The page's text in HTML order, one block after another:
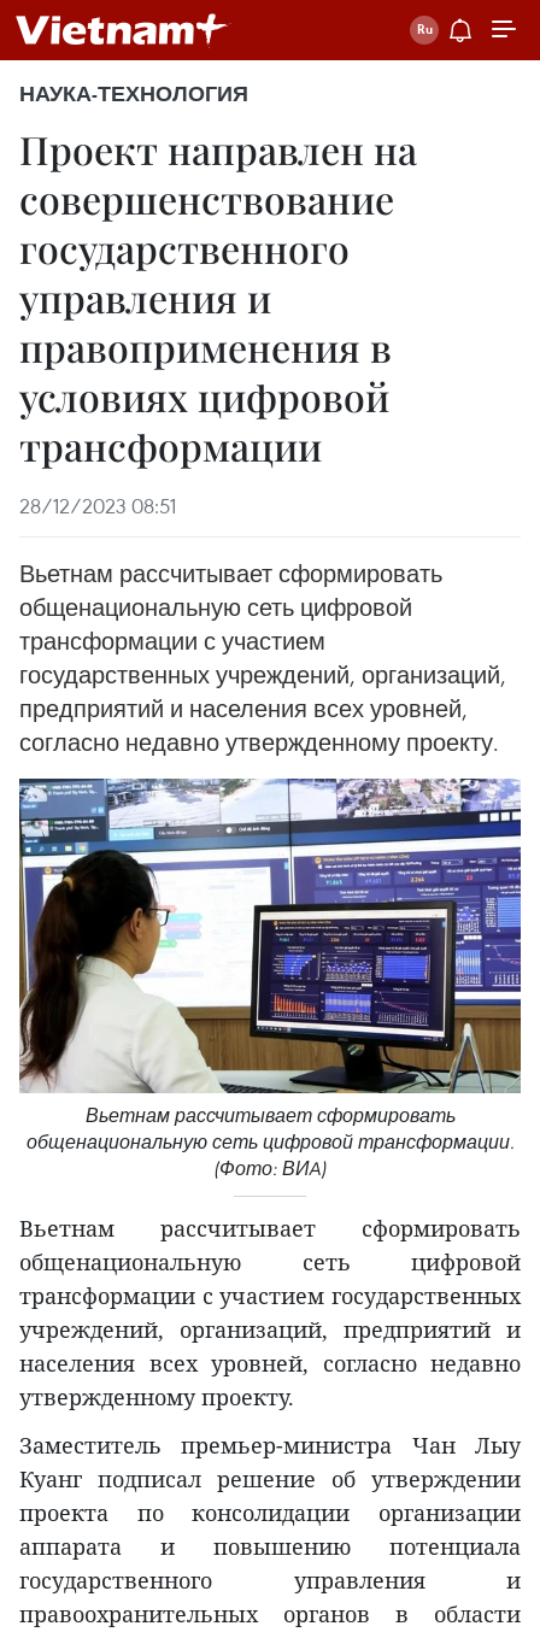
НАУКА-ТЕХНОЛОГИЯ
Проект направлен на
совершенствование
государственного
управления и
правоприменения в
условиях цифровой
трансформации
28/12/2023 08:51
Вьетнам рассчитывает сформировать
общенациональную сеть цифровой
трансформации с участием
государственных учреждений, организаций,
предприятий и населения всех уровней,
согласно недавно утвержденному проекту.
Вьетнам рассчитывает сформировать
общенациональную сеть цифровой трансформации.
(Фото: ВИA)
Вьетнам рассчитывает сформировать
общенациональную сеть цифровой
трансформации с участием государственных
учреждений, организаций, предприятий и
населения всех уровней, согласно недавно
утвержденному проекту.
Заместитель премьер-министра Чан Лыу
Куанг подписал решение об утверждении
проекта по консолидации организации
аппарата и повышению потенциала
государственного управления и
правоохранительных органов в области